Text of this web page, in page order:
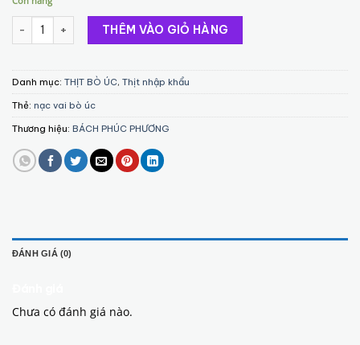
Nạc Vai Bò số lượngTHÊM VÀO GIỎ HÀNG
Danh mục: THỊT BÒ ÚC, Thịt nhập khẩu
Thẻ: nạc vai bò úc
Thương hiệu: BÁCH PHÚC PHƯƠNG
ĐÁNH GIÁ (0)
Chưa có đánh giá nào.